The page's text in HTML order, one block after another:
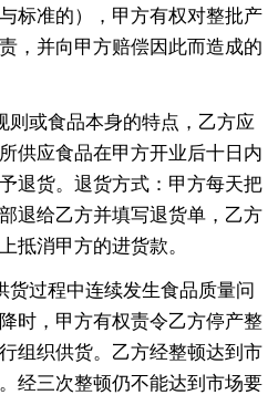
标准的），甲方有权对整批产
，并向甲方赔偿因此而造成的
则或食品本身的特点，乙方应
供应食品在甲方开业后十日内
退货。退货方式：甲方每天把
退给乙方并填写退货单，乙方
抵消甲方的进货款。
货过程中连续发生食品质量问
时，甲方有权责令乙方停产整
组织供货。乙方经整顿达到市
经三次整顿仍不能达到市场要